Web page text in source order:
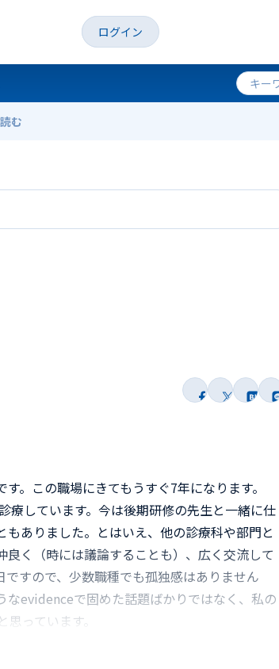
ログイン
む
世界
。この職場にきてもうすぐ7年になります。
療しています。今は後期研修の先生と一緒に仕
ありました。とはいえ、他の診療科や部門と
く（時には議論することも）、広く交流して
すので、少数職種でも孤独感はありません
なevidenceで固めた話題ばかりではなく、私の
っています。